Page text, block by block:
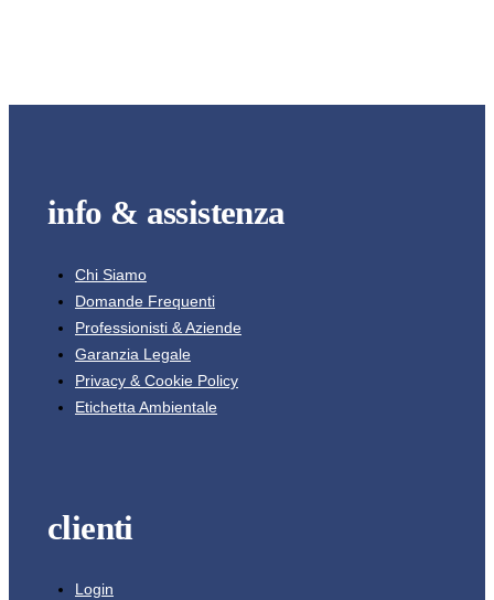
info & assistenza
Chi Siamo
Domande Frequenti
Professionisti & Aziende
Garanzia Legale
Privacy & Cookie Policy
Etichetta Ambientale
clienti
Login